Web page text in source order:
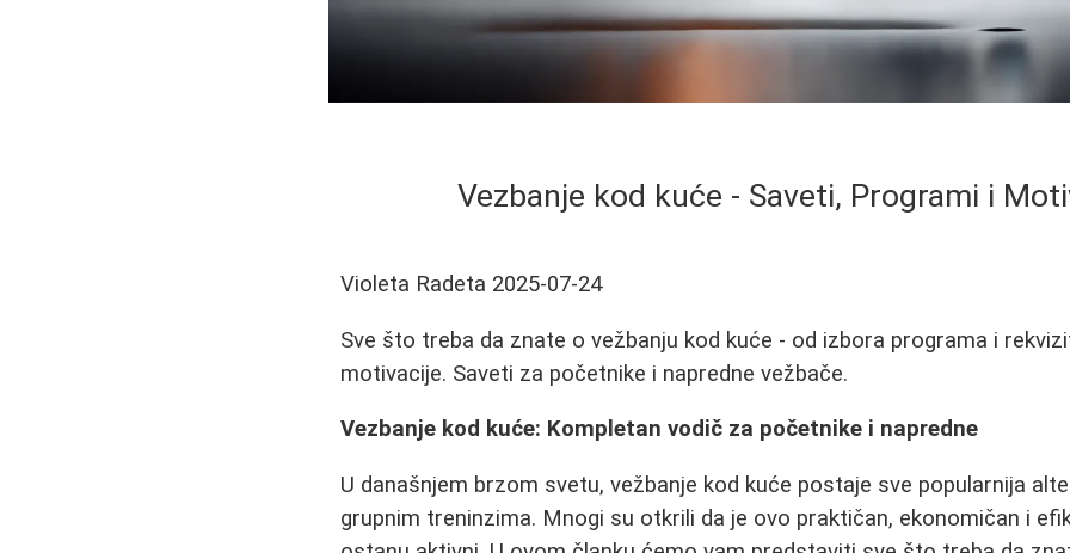
Vezbanje kod kuće - Saveti, Programi i
Violeta Radeta 2025-07-24
Sve što treba da znate o vežbanju kod kuće - od izbora programa i
motivacije. Saveti za početnike i napredne vežbače.
Vezbanje kod kuće: Kompletan vodič za početnike i napredne
U današnjem brzom svetu, vežbanje kod kuće postaje sve popularnija
grupnim treninzima. Mnogi su otkrili da je ovo praktičan, ekonomičan i